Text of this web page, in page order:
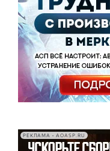
РЕКЛАМА • AOASP.RU